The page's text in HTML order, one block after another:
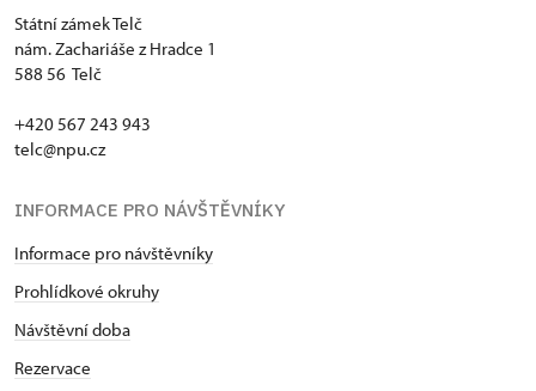
Státní zámek Telč
nám. Zachariáše z Hradce 1
588 56 Telč
+420 567 243 943
telc@npu.cz
INFORMACE PRO NÁVŠTĚVNÍKY
Informace pro návštěvníky
Prohlídkové okruhy
Návštěvní doba
Rezervace